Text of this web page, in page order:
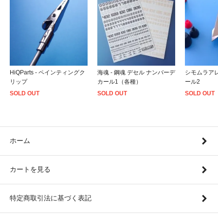
HiQParts - ペインティングク
リップ
SOLD OUT
海魂 - 鋼魂 デセル ナンバーデ
カール1（各種）
SOLD OUT
シモムラア
ール2
SOLD OUT
ホーム
カートを見る
特定商取引法に基づく表記